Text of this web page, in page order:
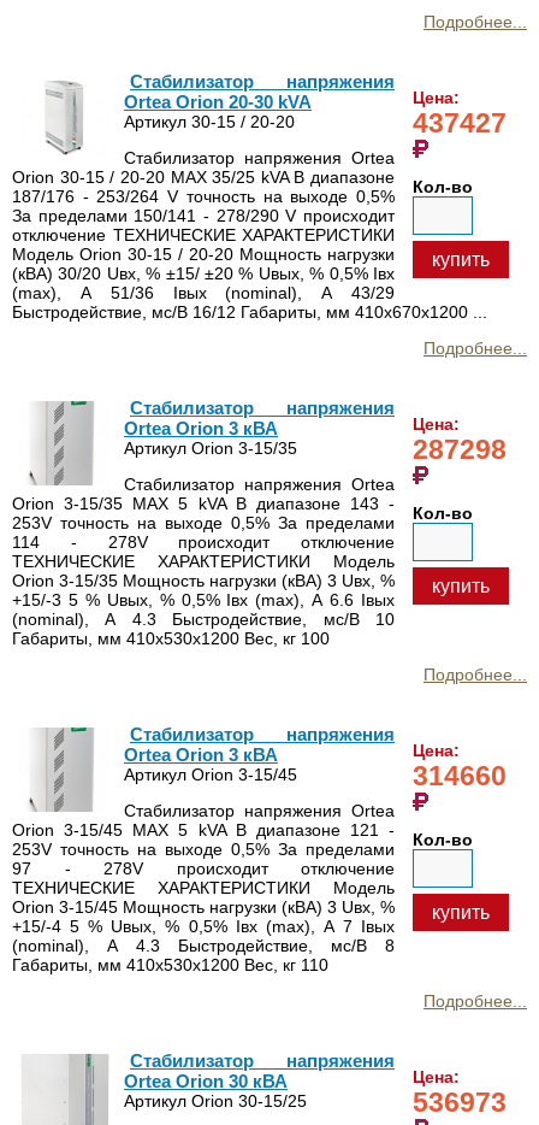
Подробнее...
Цена:
437427
Кол-во
купить
Стабилизатор напряжения
Ortea Orion 20-30 kVA
Артикул 30-15 / 20-20
Стабилизатор напряжения Ortea
Orion 30-15 / 20-20 MAX 35/25 kVA В диапазоне
187/176 - 253/264 V точность на выходе 0,5%
За пределами 150/141 - 278/290 V происходит
отключение ТЕХНИЧЕСКИЕ ХАРАКТЕРИСТИКИ
Модель Orion 30-15 / 20-20 Мощность нагрузки
(кВА) 30/20 Uвх, % ±15/ ±20 % Uвых, % 0,5% Iвх
(max), А 51/36 Iвых (nominal), А 43/29
Быстродействие, мс/В 16/12 Габариты, мм 410x670x1200 ...
Подробнее...
Цена:
287298
Кол-во
купить
Стабилизатор напряжения
Ortea Orion 3 кВА
Артикул Orion 3-15/35
Стабилизатор напряжения Ortea
Orion 3-15/35 MAX 5 kVA В диапазоне 143 -
253V точность на выходе 0,5% За пределами
114 - 278V происходит отключение
ТЕХНИЧЕСКИЕ ХАРАКТЕРИСТИКИ Модель
Orion 3-15/35 Мощность нагрузки (кВА) 3 Uвх, %
+15/-3 5 % Uвых, % 0,5% Iвх (max), А 6.6 Iвых
(nominal), А 4.3 Быстродействие, мс/В 10
Габариты, мм 410х530х1200 Вес, кг 100
Подробнее...
Цена:
314660
Кол-во
купить
Стабилизатор напряжения
Ortea Orion 3 кВА
Артикул Orion 3-15/45
Стабилизатор напряжения Ortea
Orion 3-15/45 MAX 5 kVA В диапазоне 121 -
253V точность на выходе 0,5% За пределами
97 - 278V происходит отключение
ТЕХНИЧЕСКИЕ ХАРАКТЕРИСТИКИ Модель
Orion 3-15/45 Мощность нагрузки (кВА) 3 Uвх, %
+15/-4 5 % Uвых, % 0,5% Iвх (max), А 7 Iвых
(nominal), А 4.3 Быстродействие, мс/В 8
Габариты, мм 410х530х1200 Вес, кг 110
Подробнее...
Цена:
536973
Стабилизатор напряжения
Ortea Orion 30 кВА
Артикул Orion 30-15/25